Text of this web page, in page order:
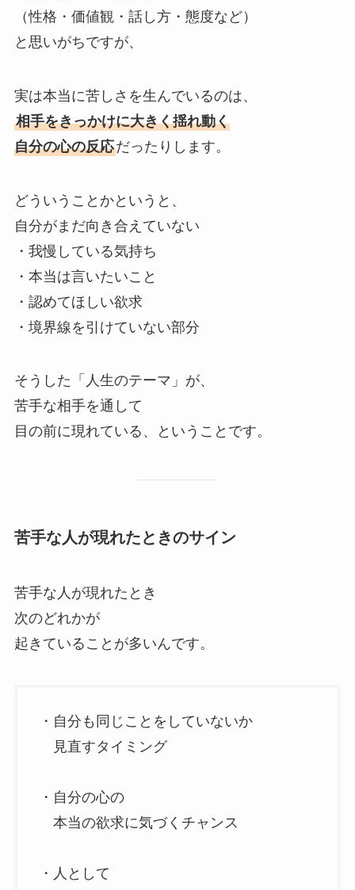
（性格・価値観・話し方・態度など）
と思いがちですが、
実は本当に苦しさを生んでいるのは、
相手をきっかけに大きく揺れ動く
自分の心の反応だったりします。
どういうことかというと、
自分がまだ向き合えていない
・我慢している気持ち
・本当は言いたいこと
・認めてほしい欲求
・境界線を引けていない部分
そうした「人生のテーマ」が、
苦手な相手を通して
目の前に現れている、ということです。
苦手な人が現れたときのサイン
苦手な人が現れたとき
次のどれかが
起きていることが多いんです。
・自分も同じことをしていないか
見直すタイミング
・自分の心の
本当の欲求に気づくチャンス
・人として